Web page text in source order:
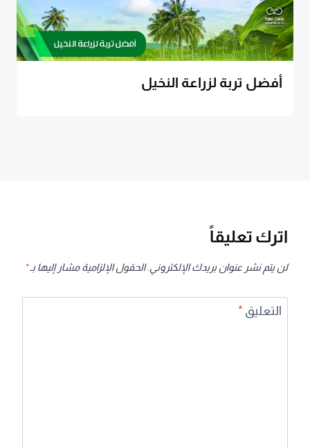
أفضل تربة لزراعة النخيل
اترك تعليقاً
لن يتم نشر عنوان بريدك الإلكتروني. الحقول الإلزامية مشار إليها بـ*
التعليق *